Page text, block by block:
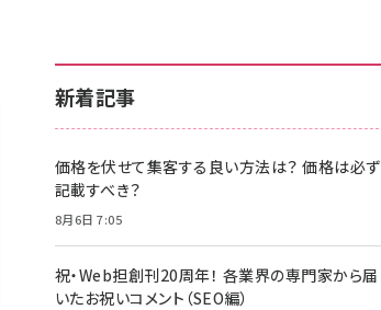
z世代 (1620)
meo (1274)
新着記事
価格を伏せて集客する良い方法は？ 価格は必ず
記載すべき？
8月6日 7:05
祝・Web担創刊20周年！ 各業界の専門家から届
いたお祝いコメント（SEO編）